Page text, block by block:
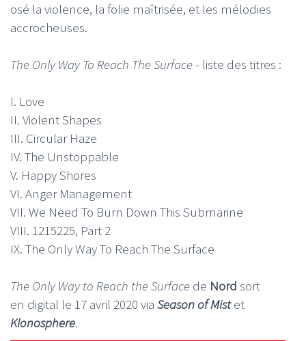
osé la violence, la folie maîtrisée, et les mélodies
accrocheuses.
The Only Way To Reach The Surface- liste des titres :
I. Love
II. Violent Shapes
III. Circular Haze
IV. The Unstoppable
V. Happy Shores
VI. Anger Management
VII. We Need To Burn Down This Submarine
VIII. 1215225, Part 2
IX. The Only Way To Reach The Surface
The Only Way to Reach the Surface de Nord sort
en digital le 17 avril 2020 via Season of Mistet
Klonosphere.